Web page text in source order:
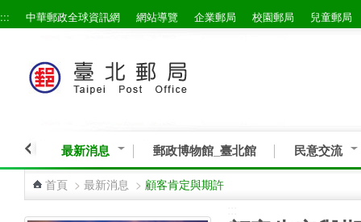
跳到主要內容區塊
::: 中華郵政全球資訊網 網站導覽 企業郵局 校園郵局 兒童郵局
最新消息 郵政博物館_臺北館 民意交流
首頁 > 最新消息 > 顧客肯定與期許